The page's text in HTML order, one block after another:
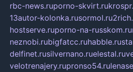
rbc-news.ruporno-skvirt.ru
13autor-kolonka.rusormol.ru
hostserve.ruporno-na-russkom.ru
neznobi.rubigfatcc.ruhabble.ru
delfinet.rusilvernano.ruelestal.ru
velotrenajery.rupronso54.ru